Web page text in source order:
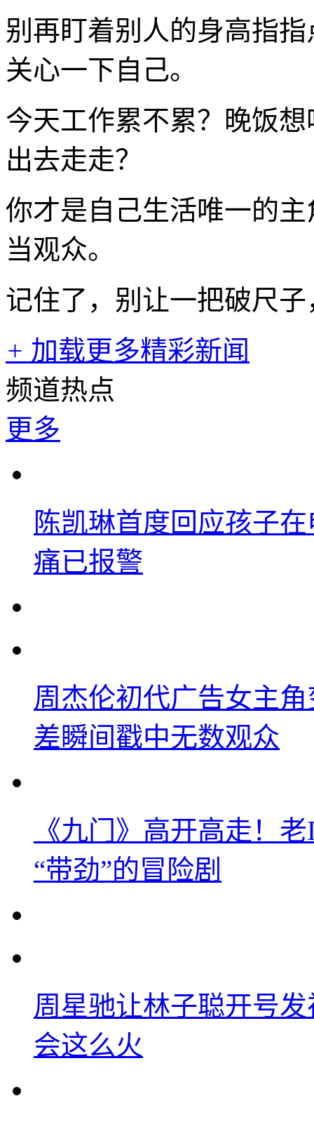
别再盯着别人的身高指
关心一下自己。
今天工作累不累？晚饭
出去走走？
你才是自己生活唯一的
当观众。
记住了，别让一把破尺
+ 加载更多精彩新闻
频道热点
更多
陈凯琳首度回应孩子
痛已报警
周杰伦初代广告女主
差瞬间戳中无数观众
《九门》高开高走！
“带劲”的冒险剧
周星驰让林子聪开号
会这么火